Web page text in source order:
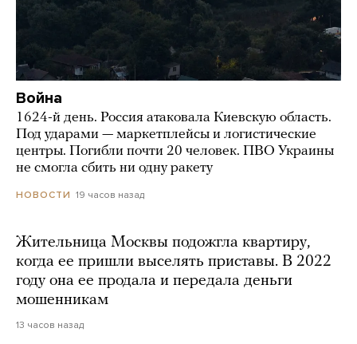
Война
1624-й день. Россия атаковала Киевскую область.
Под ударами — маркетплейсы и логистические
центры. Погибли почти 20 человек. ПВО Украины
не смогла сбить ни одну ракету
НОВОСТИ 19 часов назад
Жительница Москвы подожгла квартиру,
когда ее пришли выселять приставы. В 2022
году она ее продала и передала деньги
мошенникам
13 часов назад